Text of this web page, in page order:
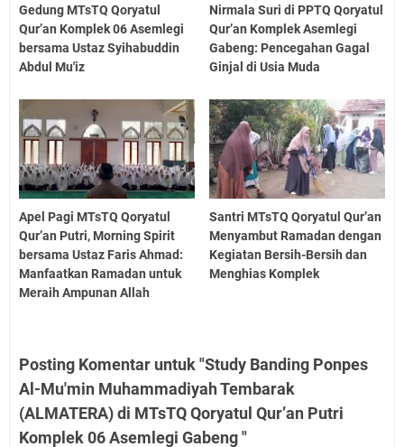
Gedung MTsTQ Qoryatul
Qur’an Komplek 06 Asemlegi
bersama Ustaz Syihabuddin
Abdul Mu'iz
Nirmala Suri di PPTQ Qoryatul
Qur’an Komplek Asemlegi
Gabeng: Pencegahan Gagal
Ginjal di Usia Muda
Apel Pagi MTsTQ Qoryatul
Qur’an Putri, Morning Spirit
bersama Ustaz Faris Ahmad:
Manfaatkan Ramadan untuk
Meraih Ampunan Allah
Santri MTsTQ Qoryatul Qur’an
Menyambut Ramadan dengan
Kegiatan Bersih-Bersih dan
Menghias Komplek
Posting Komentar untuk "Study Banding Ponpes
Al-Mu'min Muhammadiyah Tembarak
(ALMATERA) di MTsTQ Qoryatul Qur’an Putri
Komplek 06 Asemlegi Gabeng "